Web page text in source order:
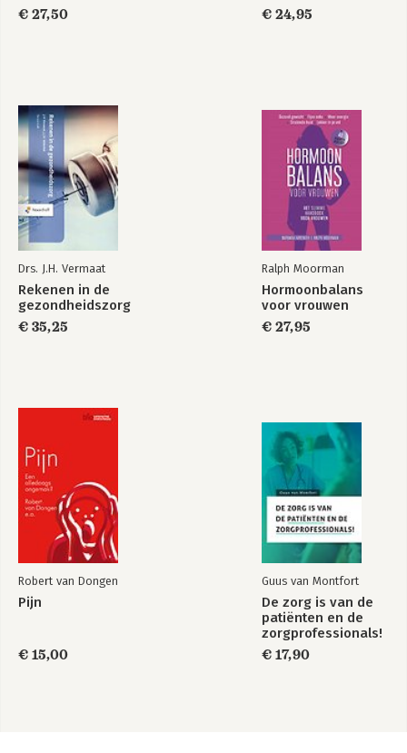
€ 27,50
€ 24,95
Drs. J.H. Vermaat
Rekenen in de
gezondheidszorg
€ 35,25
Ralph Moorman
Hormoonbalans
voor vrouwen
€ 27,95
Robert van Dongen
Pijn
€ 15,00
Guus van Montfort
De zorg is van de
patiënten en de
zorgprofessionals!
€ 17,90